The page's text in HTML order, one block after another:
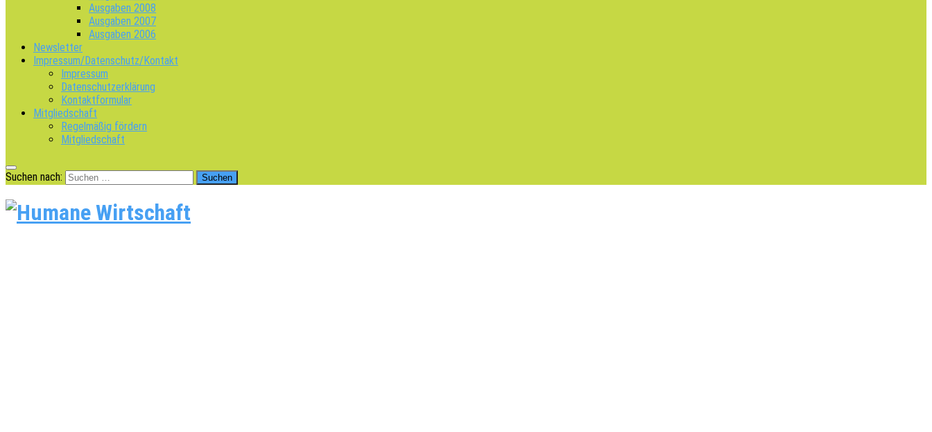
Ausgaben 2008
Ausgaben 2007
Ausgaben 2006
Newsletter
Impressum/Datenschutz/Kontakt
Impressum
Datenschutzerklärung
Kontaktformular
Mitgliedschaft
Regelmäßig fördern
Mitgliedschaft
Suchen nach: